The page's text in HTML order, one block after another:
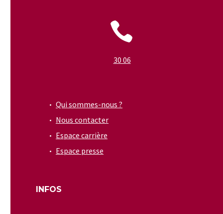


30 06
Qui sommes-nous ?
Nous contacter
Espace carrière
Espace presse
INFOS